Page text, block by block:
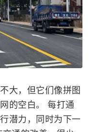
大，但它们像拼图
的空白。 每打通
潜力，同时为下一